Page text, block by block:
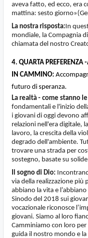
aveva fatto, ed ecco, era
mattina: sesto giorno»
La nostra risposta:In
mondiale, la Compagnia
chiamata del nostro
4. QUARTA PREFERENZA -
IN CAMMINO:
futuro di speranza.
La realtà - come stanno
fondamentali e l'inizio
i giovani di oggi devono
relazioni nell'era digitale,
lavoro, la crescita della
degrado dell'ambiente.
trovare una strada per
sostegno, basate su
Il sogno di Dio:
via della realizzazione
abbiano la vita e
Sinodo del 2018 sui
vocazionale riconosce
giovani. Siamo al loro
Camminiamo con loro
guida il nostro mondo e